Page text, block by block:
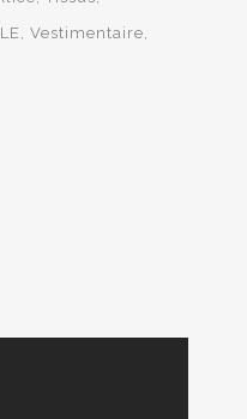
Vestimentaire